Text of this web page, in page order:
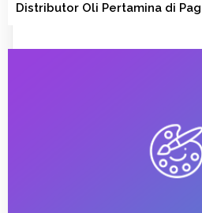
Distributor Oli Pertamina di